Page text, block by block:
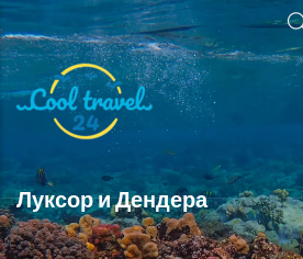
Перейти к основному содержанию
Луксор и Дендера